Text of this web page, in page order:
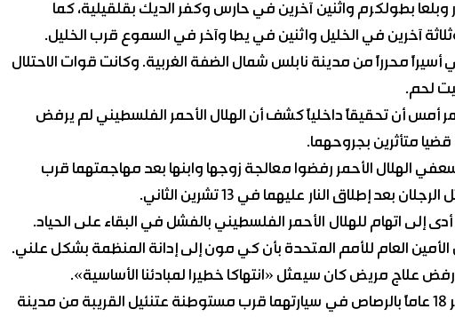
بطولكرم واثنين آخرين في حارس وكفر الديك بقلقيلية، كما
آخرين في الخليل واثنين في يطا وآخر في السموع قرب الخليل.
محرراً من مدينة نابلس شمال الضفة الغربية. وكانت قوات الاحتلال
لحم.
أمس أن تحقيقاً داخلياً كشف أن الهلال الأحمر الفلسطيني لم يرفض
متأثرين بجروحهما.
الهلال الأحمر رفضوا معالجة زوجها وابنها بعد مهاجمتهما قرب
إطلاق النار عليهما في 13 تشرين الثاني.
إلى اتهام للهلال الأحمر الفلسطيني بالفشل في البقاء على الحياد.
العام للأمم المتحدة بأن كي مون إلى إدانة المنظمة بشكل علني.
علاج مريض كان سيمثل «انتهاكا خطيرا لمبادئنا الأساسية».
وقتل الحاخام يعقوب ليتمان وابنه البالغ من العمر 18 عاماً بالرصاص في سيارتهما قرب مستوطنة عتنئيل القريبة من مدينة